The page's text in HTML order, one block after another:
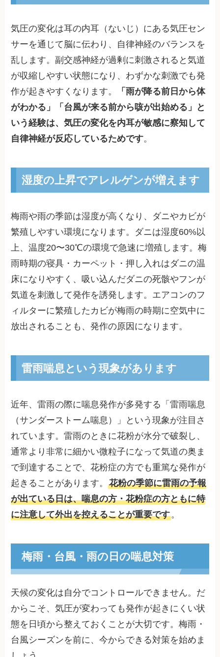
気圧の変化は耳の内耳（ないじ）にある気圧セン
サーを通じて脳に伝わり、自律神経のバランスを
乱します。副交感神経が過剰に刺激されると気道
が収縮しやすい状態になり、わずかな刺激でも発
作が起きやすくなります。
「雨が降る前日から体
がわかる」「台風が来る前から咳が出始める」と
いう経験は、気圧の変化を内耳が敏感に察知して
自律神経が反応しているためです。
湿度の上昇でアレルゲンが増えます
梅雨や雨の季節は湿度が高くなり、ダニやカビが
繁殖しやすい環境になります。ダニは湿度60%以
上、温度20〜30℃の環境で急速に増殖します。梅
雨時期の寝具・カーペット・押し入れはダニの温
床になりやすく、吸い込んだダニの死骸やフンが
気道を刺激して発作を誘発します。エアコンのフ
ィルターに繁殖したカビが梅雨の時期に空気中に
放出されることも、発作の原因になります。
雷雨喘息という現象があります
近年、雷雨の際に喘息発作が多発する「雷雨喘息
（サンダーストーム喘息）」という現象が注目さ
れています。雷雨のときに花粉が水分で破裂し、
通常より非常に細かい微粒子になって気道の奥ま
で到達することで、花粉症の方でも重篤な発作が
起きることがあります。花粉の季節に雷雨の予報
が出ている日は、喘息の方・花粉症の方ともに特
に注意して外出を控えることが重要です。
梅雨・台風・雨の日の喘息対策
天候の変化は自分でコントロールできません。だ
からこそ、気圧が変わっても発作が起きにくい状
態を日頃から整えておくことが大切です。梅雨・
台風シーズンを前に、今からできる対策を始めま